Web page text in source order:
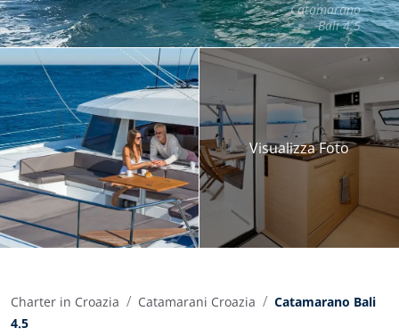
Catamarano
Bali 4.5
VisualizzaFoto
Charter in Croazia Catamarani Croazia
Catamarano Bali
4.5